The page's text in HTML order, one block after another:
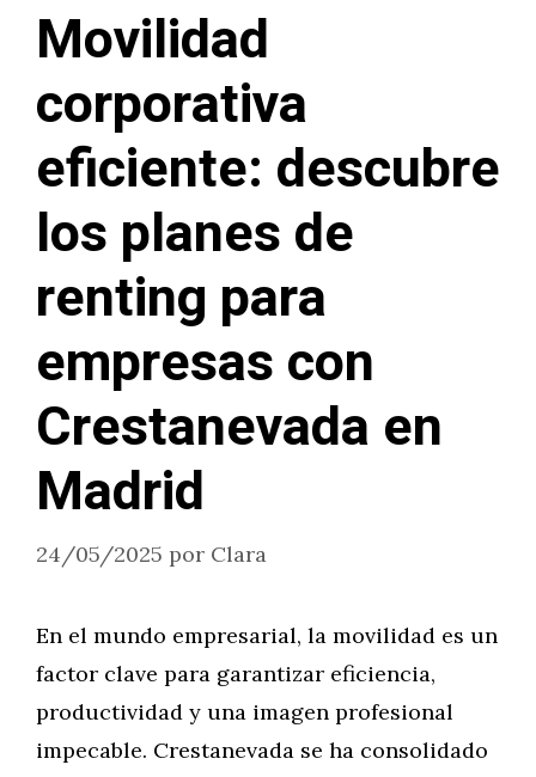
Movilidad
corporativa
eficiente: descubre
los planes de
renting para
empresas con
Crestanevada en
Madrid
24/05/2025 por Clara
En el mundo empresarial, la movilidad es un
factor clave para garantizar eficiencia,
productividad y una imagen profesional
impecable. Crestanevada se ha consolidado